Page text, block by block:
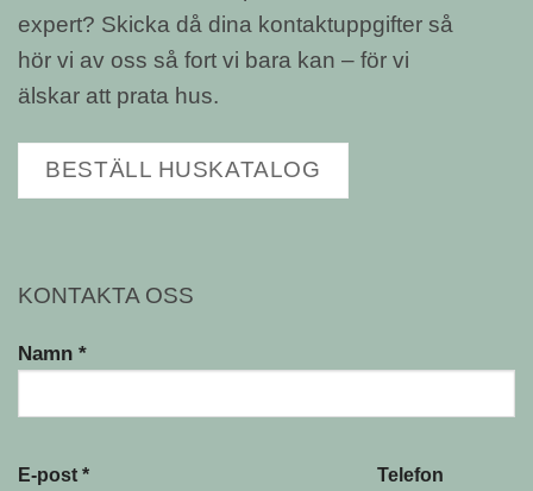
expert? Skicka då dina kontaktuppgifter så
hör vi av oss så fort vi bara kan – för vi
älskar att prata hus.
BESTÄLL HUSKATALOG
KONTAKTA OSS
Namn *
E-post * Telefon